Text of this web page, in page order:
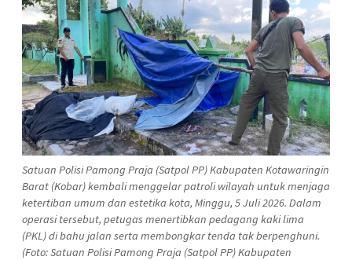
Satuan Polisi Pamong Praja (Satpol PP) Kabupaten Kotawaringin
Barat (Kobar) kembali menggelar patroli wilayah untuk menjaga
ketertiban umum dan estetika kota, Minggu, 5 Juli 2026. Dalam
operasi tersebut, petugas menertibkan pedagang kaki lima
(PKL) di bahu jalan serta membongkar tenda tak berpenghuni.
(Foto: Satuan Polisi Pamong Praja (Satpol PP) Kabupaten